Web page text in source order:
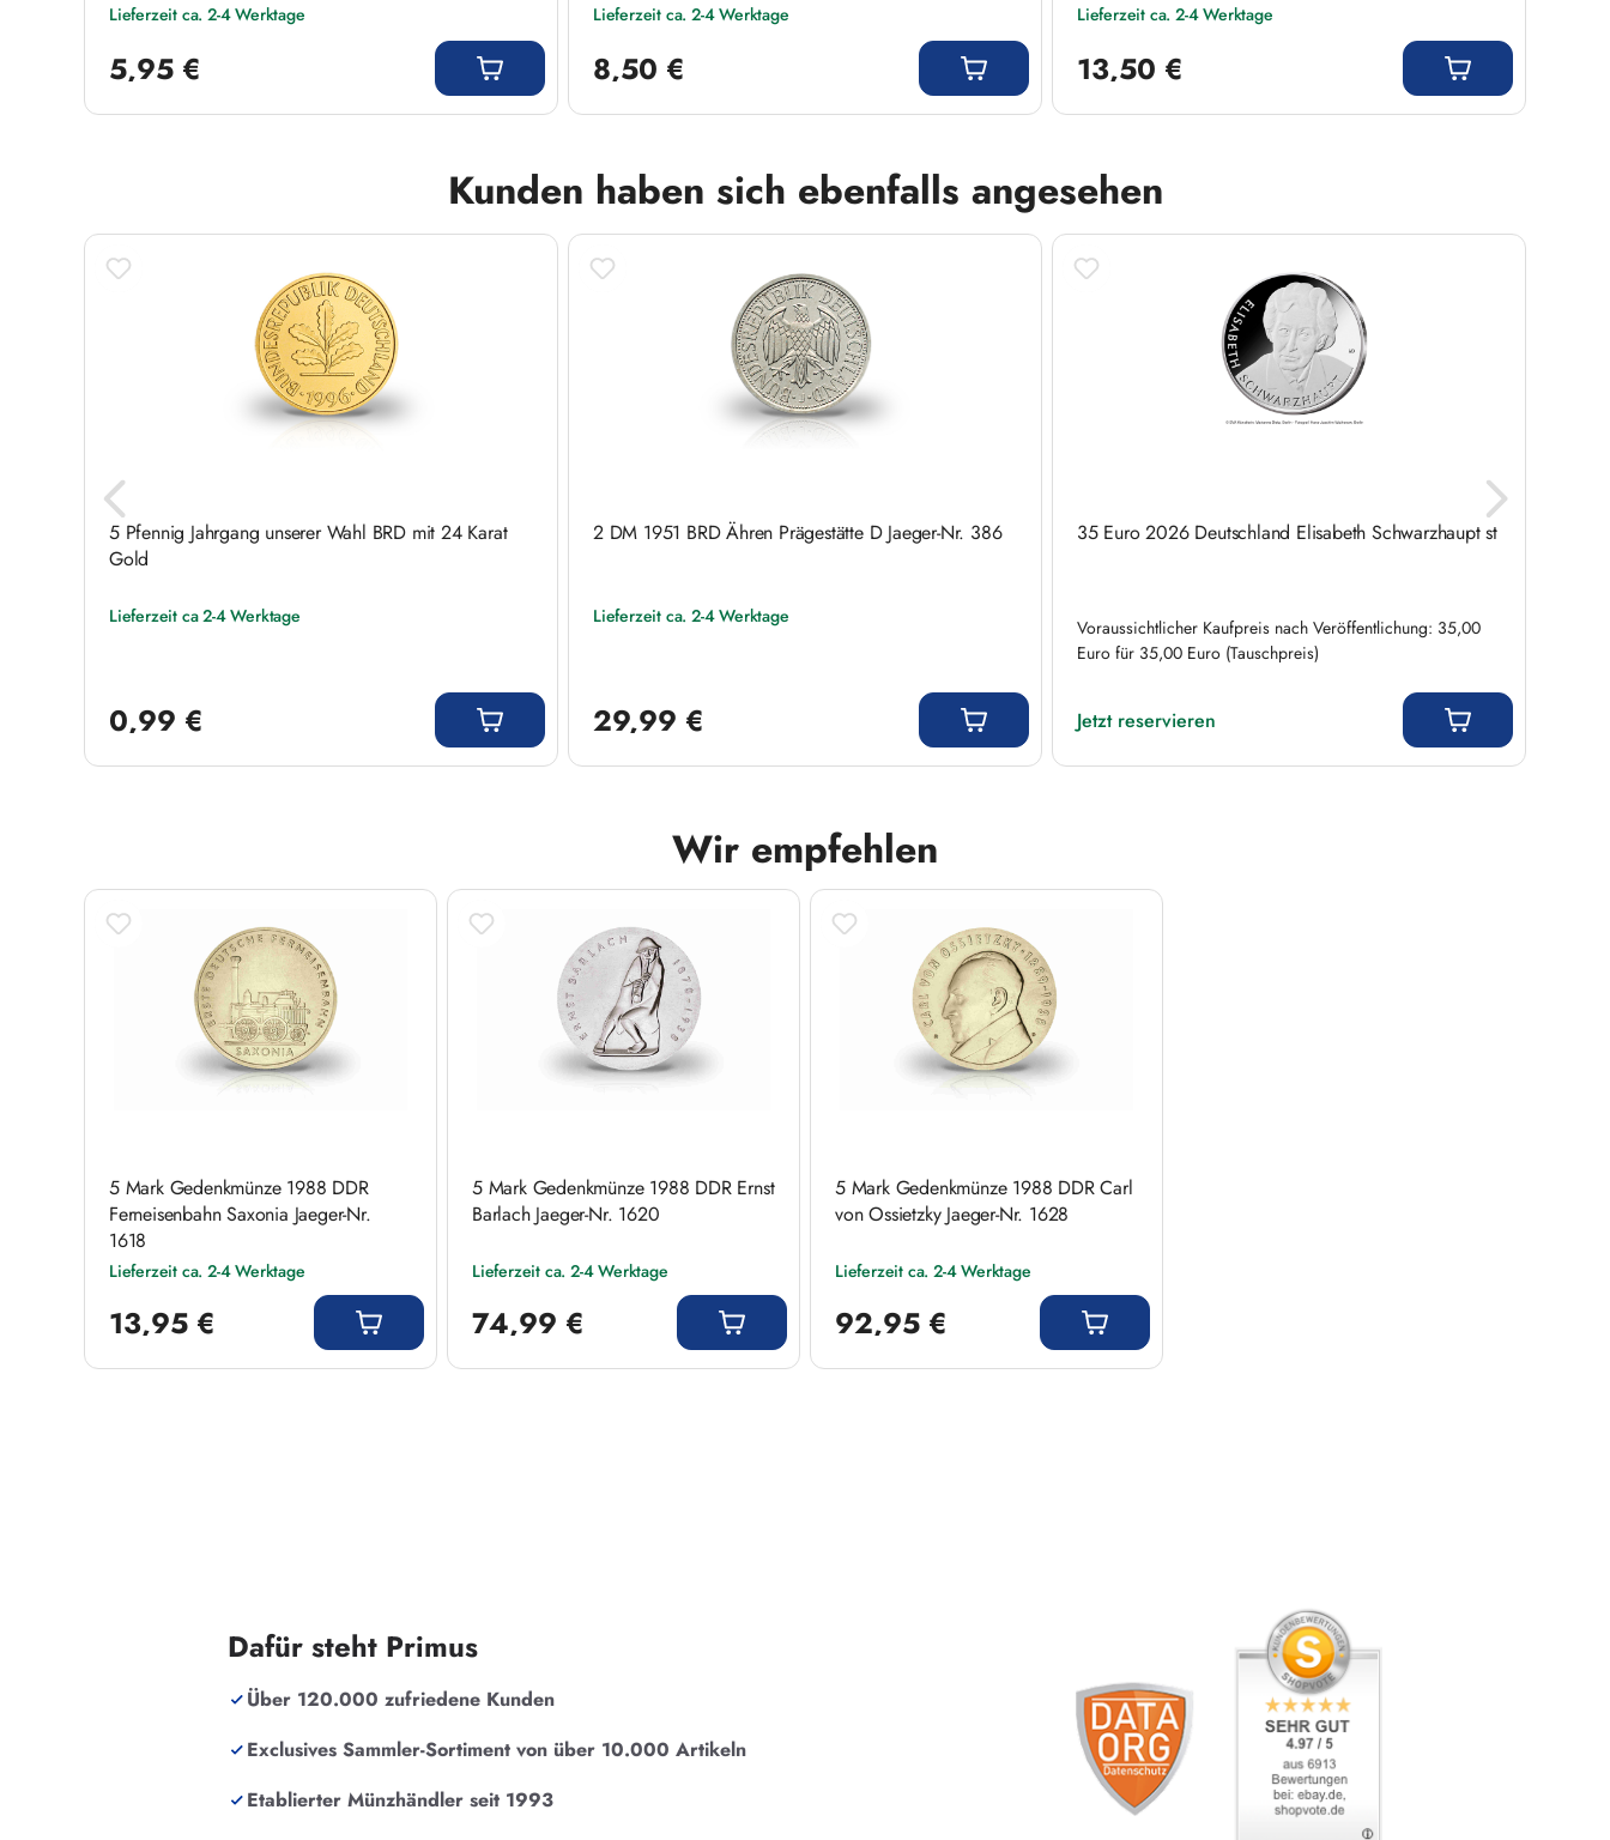
Lieferzeit ca. 2-4 Werktage
5,95 €
Lieferzeit ca. 2-4 Werktage
8,50 €
Lieferzeit ca. 2-4 Werktage
13,50 €
Kunden haben sich ebenfalls angesehen
5 Pfennig Jahrgang unserer Wahl BRD mit 24 Karat
Gold
Lieferzeit ca 2-4 Werktage
0,99 €
2 DM 1951 BRD Ähren Prägestätte D Jaeger-Nr. 386
Lieferzeit ca. 2-4 Werktage
29,99 €
35 Euro 2026 Deutschland Elisabeth Schwarzhaupt st
Voraussichtlicher Kaufpreis nach Veröffentlichung: 35,00
Euro für 35,00 Euro (Tauschpreis)
Jetzt reservieren
Wir empfehlen
Produktgalerie überspringen
5 Mark Gedenkmünze 1988 DDR
Ferneisenbahn Saxonia Jaeger-Nr.
1618
Lieferzeit ca. 2-4 Werktage
13,95 €
5 Mark Gedenkmünze 1988 DDR Ernst
Barlach Jaeger-Nr. 1620
Lieferzeit ca. 2-4 Werktage
74,99 €
5 Mark Gedenkmünze 1988 DDR Carl
von Ossietzky Jaeger-Nr. 1628
Lieferzeit ca. 2-4 Werktage
92,95 €
Dafür steht Primus
Über 120.000 zufriedene Kunden
Exclusives Sammler-Sortiment von über 10.000 Artikeln
Etablierter Münzhändler seit 1993